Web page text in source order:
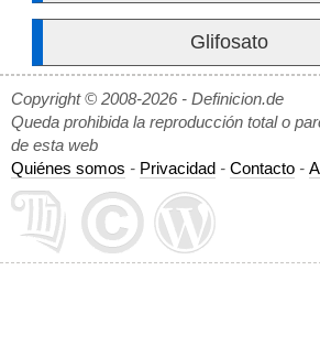
Glifosato
Copyright © 2008-2026 - Definicion.de
Queda prohibida la reproducción total o
de esta web
Quiénes somos - Privacidad - Contacto -